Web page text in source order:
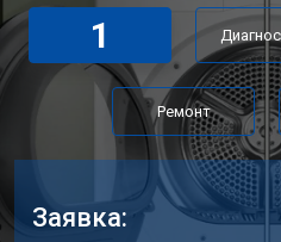
1
Ремонт
Заявка: